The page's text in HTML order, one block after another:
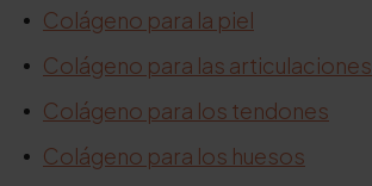
Colágeno para la piel
Colágeno para las articulaciones
Colágeno para los tendones
Colágeno para los huesos